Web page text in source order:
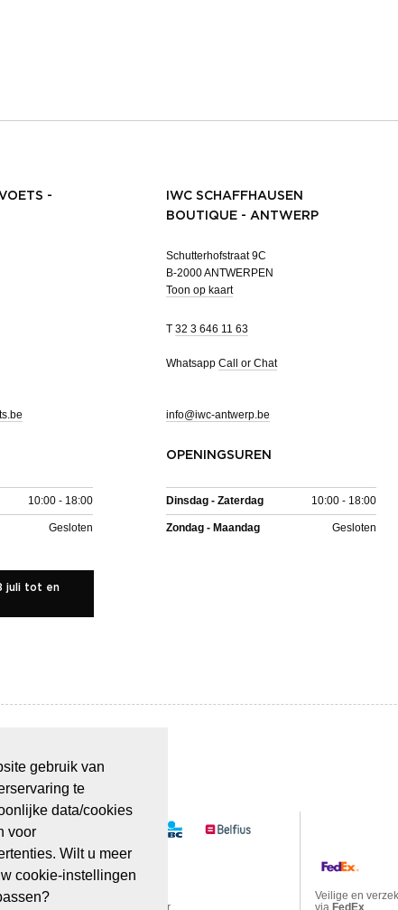
gebruik van
te
data/cookies
voor
Wilt u meer
cookie-instellingen
-
10:00 - 18:00
Gesloten
juli tot en
IWC SCHAFFHAUSEN
BOUTIQUE - ANTWERP
Schutterhofstraat 9C
B-2000 ANTWERPEN
Toon op kaart
T 32 3 646 11 63
Whatsapp Call or Chat
info@iwc-antwerp.be
OPENINGSUREN
Dinsdag - Zaterdag 10:00 - 18:00
Zondag - Maandag Gesloten
via een beveiligde SSL-server
Veilige en
via FedEx